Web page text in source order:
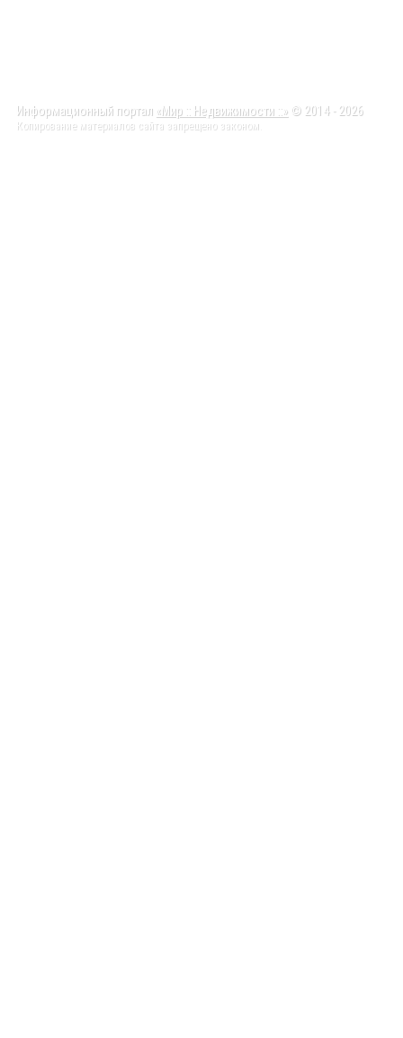
Информационный портал «Мир :: Недвижимости ::» © 2014 - 2026
Копирование материалов сайта запрещено законом.